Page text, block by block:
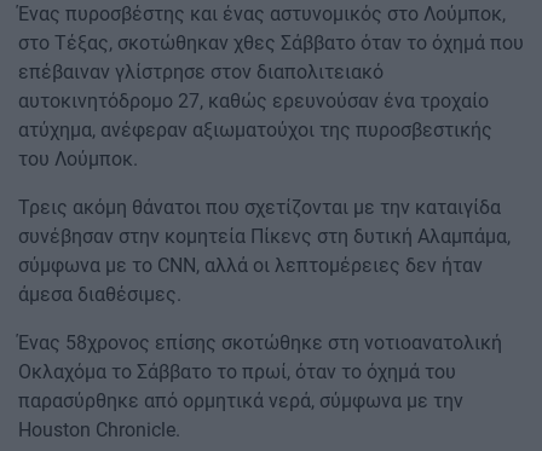
Ένας πυροσβέστης και ένας αστυνομικός στο Λούμποκ,
στο Τέξας, σκοτώθηκαν χθες Σάββατο όταν το όχημά που
επέβαιναν γλίστρησε στον διαπολιτειακό
αυτοκινητόδρομο 27, καθώς ερευνούσαν ένα τροχαίο
ατύχημα, ανέφεραν αξιωματούχοι της πυροσβεστικής
του Λούμποκ.
Τρεις ακόμη θάνατοι που σχετίζονται με την καταιγίδα
συνέβησαν στην κομητεία Πίκενς στη δυτική Αλαμπάμα,
σύμφωνα με το CNN, αλλά οι λεπτομέρειες δεν ήταν
άμεσα διαθέσιμες.
Ένας 58χρονος επίσης σκοτώθηκε στη νοτιοανατολική
Οκλαχόμα το Σάββατο το πρωί, όταν το όχημά του
παρασύρθηκε από ορμητικά νερά, σύμφωνα με την
Houston Chronicle.